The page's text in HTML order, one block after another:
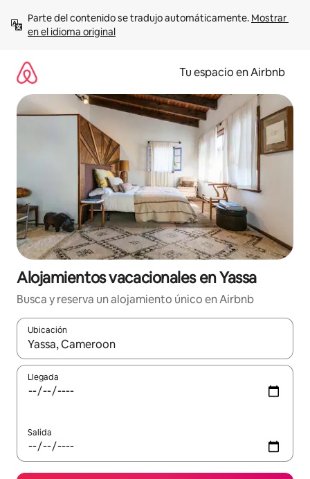
contenido
Parte del contenido se tradujo automáticamente. Mostrar
en el idioma original
Tu espacio en Airbnb
Alojamientos vacacionales en Yassa
Busca y reserva un alojamiento único en Airbnb
Ubicación
Cuando los resultados estén disponibles, podrás navegar
Llegada
Salida